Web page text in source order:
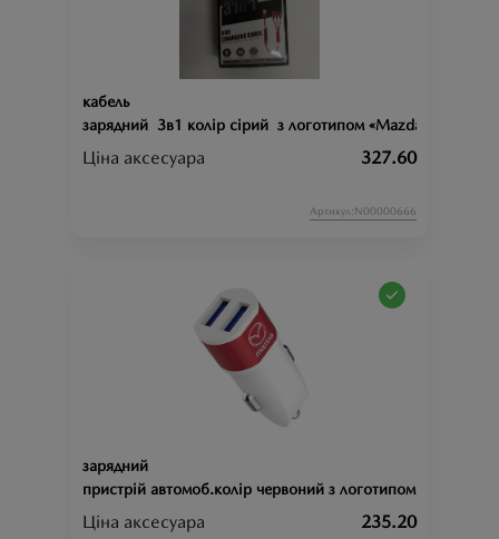
кабель
зарядний 3в1 колір сірий з логотипом «Mazda»
Ціна аксесуара 327.60
Артикул:N00000666
зарядний
пристрій автомоб.колір червоний з логотипом "Mazda"
Ціна аксесуара 235.20